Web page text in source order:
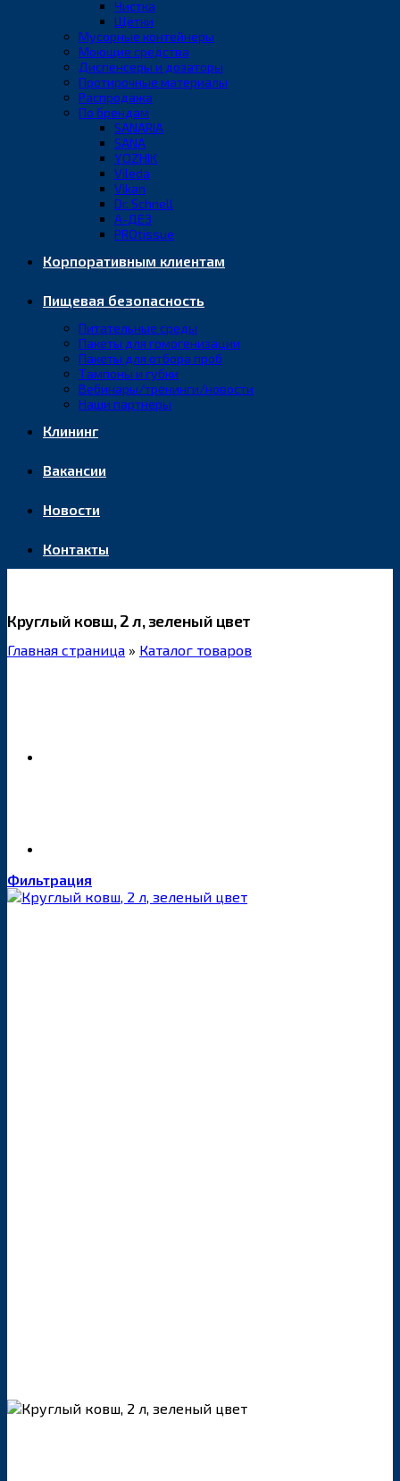
Чистка
Щётки
Мусорные контейнеры
Моющие средства
Диспенсеры и дозаторы
Протирочные материалы
Распродажа
По брендам
SANARIA
SANA
YOZHIK
Vileda
Vikan
Dr. Schnell
А-ДЕЗ
PROtissue
Корпоративным клиентам
Пищевая безопасность
Питательные среды
Пакеты для гомогенизации
Пакеты для отбора проб
Тампоны и губки
Вебинары/тренинги/новости
Наши партнеры
Клининг
Вакансии
Новости
Контакты
Круглый ковш, 2 л, зеленый цвет
Главная страница » Каталог товаров
Фильтрация